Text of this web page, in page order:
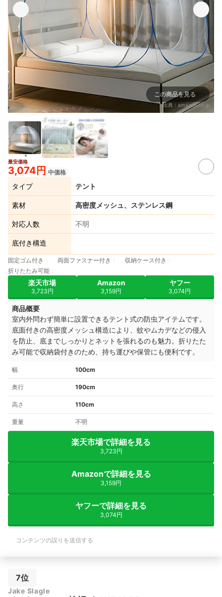
この商品を見る
出典： amazon.co.jp
最安価格
3,074円 中価格
タイプ テント
素材 高密度メッシュ、ステンレス鋼
対応人数 不明
底付き構造
固定ゴム付き 両面ファスナー付き
収納ケース付き
折りたたみ可能
楽天市場
3,723円
Amazon
3,159円
ヤフー
3,074円
商品概要
室内外問わず簡単に設置できるテント式の防虫アイテムです。
底面付きの高密度メッシュ構造により、蚊やムカデなどの侵入
を防止、底までしっかりとネットを張れるのも魅力。折りたた
み可能で収納袋付きのため、持ち運びや保管にも便利です。
幅 100cm
奥行 190cm
高さ 110cm
重量 不明
楽天市場で詳細を見る
3,723円
Amazonで詳細を見る
3,159円
ヤフーで詳細を見る
3,074円
コンテンツの誤りを送信する
7位
Jake Slagle